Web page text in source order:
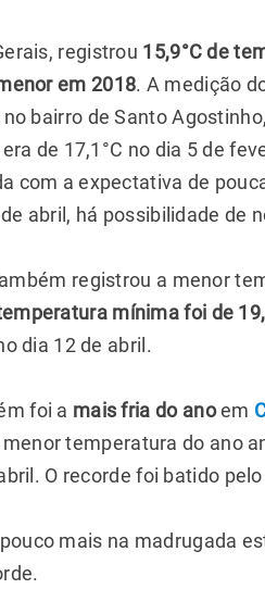
registrou 15,9°C de
em 2018. A medição
bairro de Santo
de 17,1°C no dia 5 de
com a expectativa de
abril, há possibilidade de
registrou a menor
mínima foi de
dia 12 de abril.
foi a mais fria do anoem
menor temperatura do ano
O recorde foi batido
mais na madrugada